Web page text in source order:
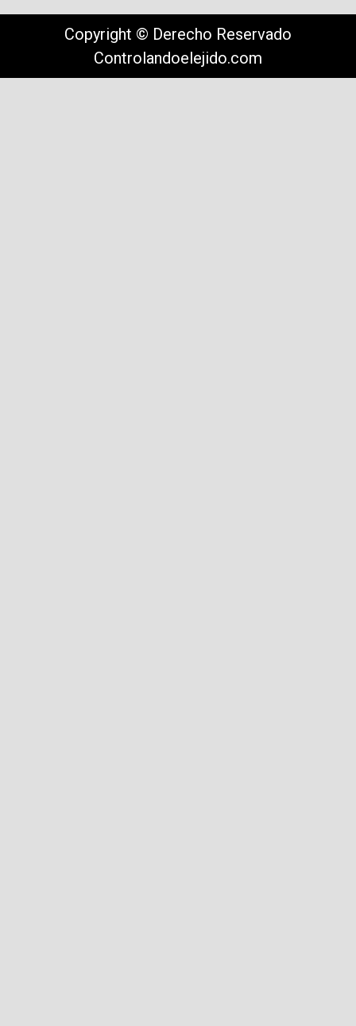
Copyright © Derecho Reservado
Controlandoelejido.com